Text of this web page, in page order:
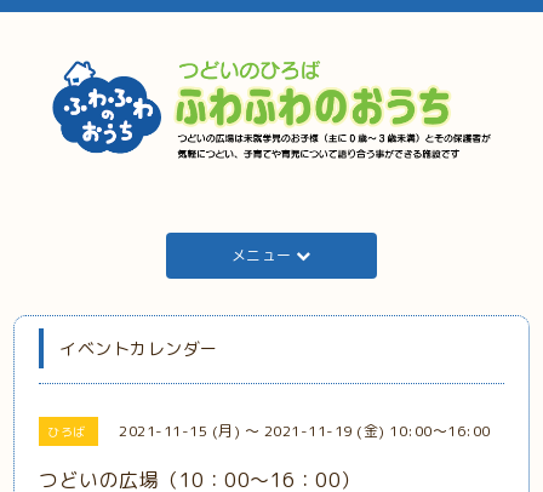
メニュー
イベントカレンダー
ひろば 2021-11-15 (月) ～ 2021-11-19 (金) 10:00～16:00
つどいの広場（10：00～16：00）